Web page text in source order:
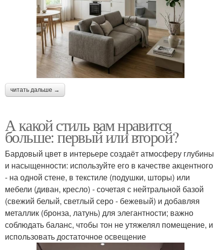
читать дальше →
А какой стиль вам нравится
больше: первый или второй?
Бардовый цвет в интерьере создаёт атмосферу глубины
и насыщенности: используйте его в качестве акцентного
- на одной стене, в текстиле (подушки, шторы) или
мебели (диван, кресло) - сочетая с нейтральной базой
(свежий белый, светлый серо - бежевый) и добавляя
металлик (бронза, латунь) для элегантности; важно
соблюдать баланс, чтобы тон не утяжелял помещение, и
использовать достаточное освещение